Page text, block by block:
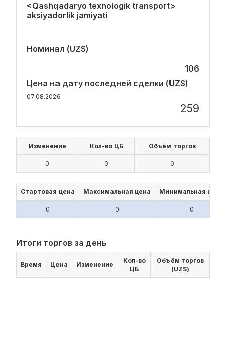
<Qashqadaryo texnologik transport>
aksiyadorlik jamiyati
Номинал (UZS)
106
Цена на дату последней сделки (UZS)
07.08.2026
259
Изменение Кол-во ЦБ Объём торгов
0 0 0
Стартовая цена Максимальная цена Минимальная цена
0 0 0
Итоги торгов за день
Время Цена Изменение
Кол-во
ЦБ
Объём торгов
(UZS)